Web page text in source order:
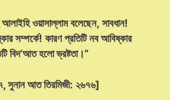
ওয়াসাল্লাম বলেছেন, সাবধান!
সম্পর্কে! কারণ প্রতিটি নব আবিষ্কার
বিদ‘আত হলো ভ্রষ্টতা।”
সুনান আত তিরমিজী: ২৬৭৬]